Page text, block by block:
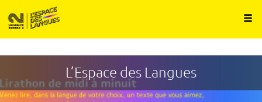
Panneau de gestion des cookies
au
contenu
L’Espace des Langues